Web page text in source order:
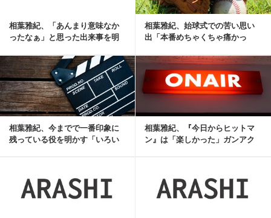
相葉雅紀、「あんまり意味なか
ったなぁ」と思った出来事を明
相葉雅紀、始球式での苦い思い
出「本番めちゃくちゃ痛かっ
相葉雅紀、今までで一番印象に
残っている役を明かす「いろい
相葉雅紀、『今日からヒットマ
ン』は「楽しかった」ガンアク
記事を読む